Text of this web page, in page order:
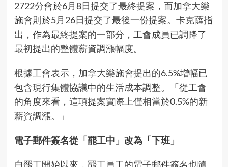
2722分會於6月8日提交了最終提案，而加拿大樂
施會則於5月26日提交了最後一份提案。卡克薩指
出，作為最終提案的一部分，工會成員已調降了
最初提出的整體薪資調漲幅度。
根據工會表示，加拿大樂施會提出的6.5%增幅已
包含現行集體協議中的生活成本調整。「從工會
的角度來看，這項提案實際上僅相當於0.5%的新
薪資調漲。」
電子郵件簽名從「罷工中」改為「下班」
自罷工開始以來，罷工員工的電子郵件簽名也隨